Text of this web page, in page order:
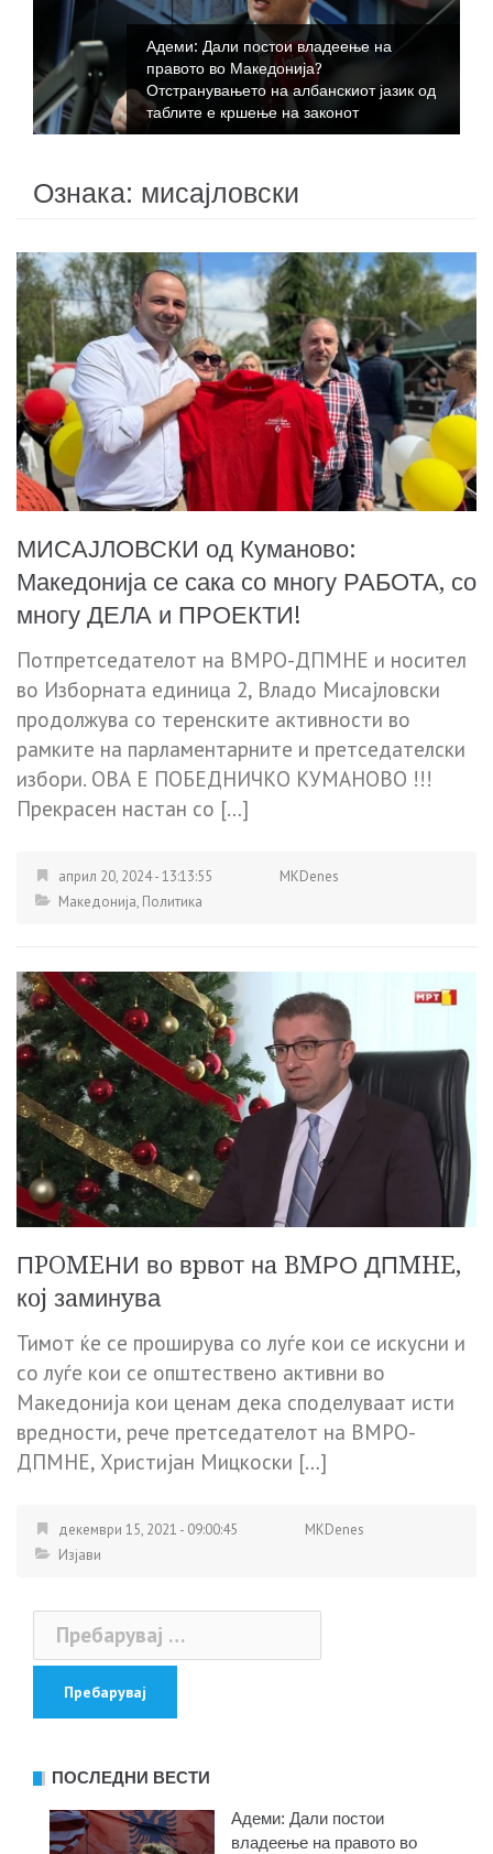
Адеми: Дали постои владеење на
правото во Македонија?
Отстранувањето на албанскиот јазик од
таблите е кршење на законот
Ознака: мисајловски
МИСАЈЛОВСКИ од Куманово:
Македонија се сака со многу РАБОТА, со
многу ДЕЛА и ПРОЕКТИ!
Потпретседателот на ВМРО-ДПМНЕ и носител
во Изборната единица 2, Владо Мисајловски
продолжува со теренските активности во
рамките на парламентарните и претседателски
избори. ОВА Е ПОБЕДНИЧКО КУМАНОВО !!!
Прекрасен настан со […]
април 20, 2024 - 13:13:55
MKDenes
Македонија, Политика
ПPOMEНИ вo вpвoт нa BMРО ДПMHE,
кoj зaминyва
Тимот ќе се проширува со луѓе кои се искусни и
со луѓе кои се општествено активни во
Македонија кои ценам дека споделуваат исти
вредности, рече претседателот на ВМРО-
ДПМНЕ, Христијан Мицкоски […]
декември 15, 2021 - 09:00:45
MKDenes
Изјави
Пребарувај
за:
ПОСЛЕДНИ ВЕСТИ
Адеми: Дали постои
владеење на правото во